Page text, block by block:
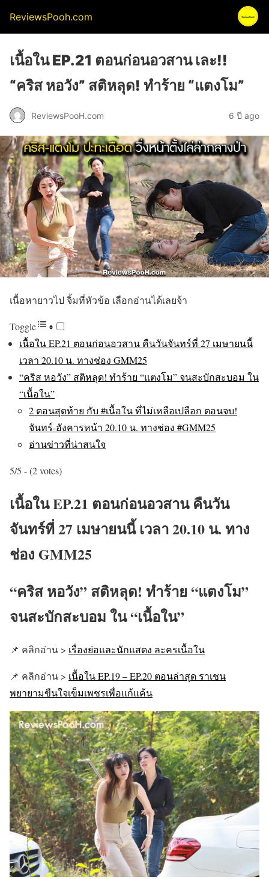
ReviewsPooh.com
เนื้อใน EP.21 ตอนก่อนอวสาน เละ!!
“คริส หอวัง” สติหลุด! ทำร้าย “แตงโม”
ReviewsPooH.com 6 ปี ago
เนื้อหายาวไป จิ้มที่หัวข้อ เลือกอ่านได้เลยจ้า
Toggle
เนื้อใน EP.21 ตอนก่อนอวสาน คืนวันจันทร์ที่ 27 เมษายนนี้
เวลา 20.10 น. ทางช่อง GMM25
“คริส หอวัง” สติหลุด! ทำร้าย “แตงโม” จนสะบักสะบอม ใน
“เนื้อใน”
2 ตอนสุดท้าย กับ #เนื้อใน ที่ไม่เหลือเปลือก ตอนจบ!
จันทร์-อังคารหน้า 20.10 น. ทางช่อง #GMM25
อ่านข่าวที่น่าสนใจ
5/5 - (2 votes)
เนื้อใน EP.21 ตอนก่อนอวสาน คืนวัน
จันทร์ที่ 27 เมษายนนี้ เวลา 20.10 น. ทาง
ช่อง GMM25
“คริส หอวัง” สติหลุด! ทำร้าย “แตงโม”
จนสะบักสะบอม ใน “เนื้อใน”
📌 คลิกอ่าน > เรื่องย่อและนักแสดง ละครเนื้อใน
📌 คลิกอ่าน > เนื้อใน EP.19 – EP.20 ตอนล่าสุด ราเชน
พยายามขืนใจเข็มเพชรเพื่อแก้แค้น